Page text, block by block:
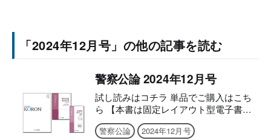
「2024年12月号」の他の記事を読む
警察公論 2024年12月号
試し読みはコチラ 単品でご購入はこち
ら 【本書は固定レイアウト型電子書籍
のため、7インチ以上の端末でのご利用
を推奨しております。文字のハイライ
警察公論
2024年12月号